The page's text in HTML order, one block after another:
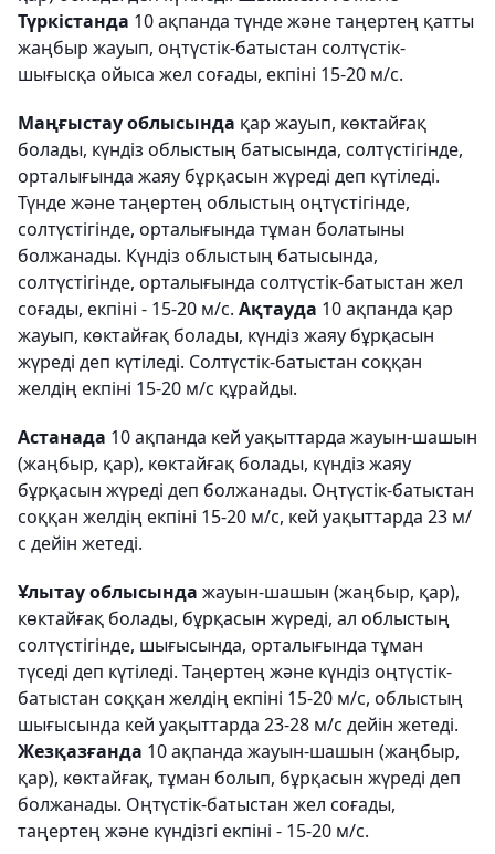
Түркістанда 10 ақпанда түнде және таңертең қатты
жаңбыр жауып, оңтүстік-батыстан солтүстік-
шығысқа ойыса жел соғады, екпіні 15-20 м/с.
Маңғыстау облысында қар жауып, көктайғақ
болады, күндіз облыстың батысында, солтүстігінде,
орталығында жаяу бұрқасын жүреді деп күтіледі.
Түнде және таңертең облыстың оңтүстігінде,
солтүстігінде, орталығында тұман болатыны
болжанады. Күндіз облыстың батысында,
солтүстігінде, орталығында солтүстік-батыстан жел
соғады, екпіні - 15-20 м/с. Ақтауда 10 ақпанда қар
жауып, көктайғақ болады, күндіз жаяу бұрқасын
жүреді деп күтіледі. Солтүстік-батыстан соққан
желдің екпіні 15-20 м/с құрайды.
Астанада 10 ақпанда кей уақыттарда жауын-шашын
(жаңбыр, қар), көктайғақ болады, күндіз жаяу
бұрқасын жүреді деп болжанады. Оңтүстік-батыстан
соққан желдің екпіні 15-20 м/с, кей уақыттарда 23 м/
с дейін жетеді.
Ұлытау облысында жауын-шашын (жаңбыр, қар),
көктайғақ болады, бұрқасын жүреді, ал облыстың
солтүстігінде, шығысында, орталығында тұман
түседі деп күтіледі. Таңертең және күндіз оңтүстік-
батыстан соққан желдің екпіні 15-20 м/с, облыстың
шығысында кей уақыттарда 23-28 м/с дейін жетеді.
Жезқазғанда 10 ақпанда жауын-шашын (жаңбыр,
қар), көктайғақ, тұман болып, бұрқасын жүреді деп
болжанады. Оңтүстік-батыстан жел соғады,
таңертең және күндізгі екпіні - 15-20 м/с.